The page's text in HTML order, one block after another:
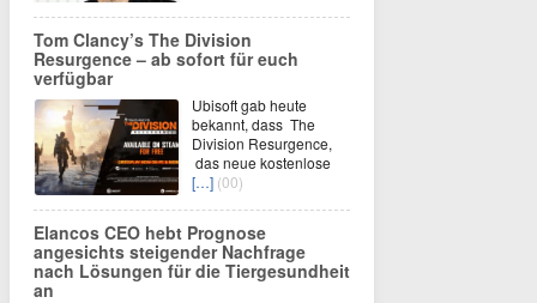
Tom Clancy’s The Division
Resurgence – ab sofort für euch
verfügbar
Ubisoft gab heute
bekannt, dass The
Division Resurgence,
das neue kostenlose
[…] (00)
Elancos CEO hebt Prognose
angesichts steigender Nachfrage
nach Lösungen für die Tiergesundheit
an